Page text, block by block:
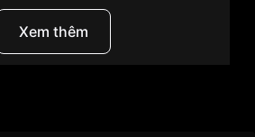
86X sở hữu thiết kế tròn truyền
thanh lịch và sang trọng.
Xem thêm